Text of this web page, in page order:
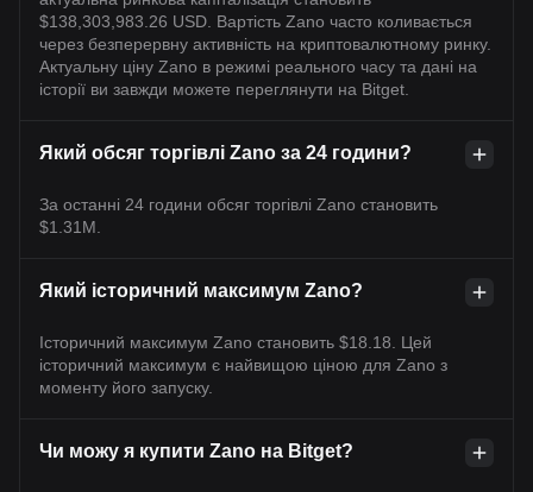
$138,303,983.26 USD. Вартість Zano часто коливається
через безперервну активність на криптовалютному ринку.
Актуальну ціну Zano в режимі реального часу та дані на
історії ви завжди можете переглянути на Bitget.
Який обсяг торгівлі Zano за 24 години?
За останні 24 години обсяг торгівлі Zano становить
$1.31M.
Який історичний максимум Zano?
Історичний максимум Zano становить $18.18. Цей
історичний максимум є найвищою ціною для Zano з
моменту його запуску.
Чи можу я купити Zano на Bitget?